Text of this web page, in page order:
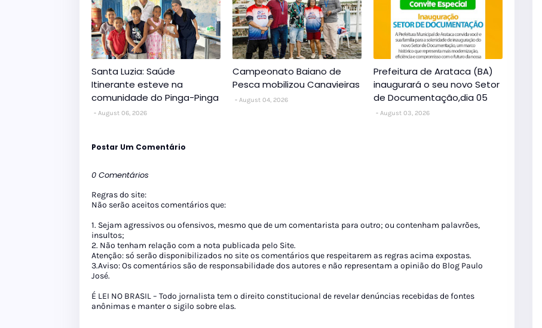
Santa Luzia: Saúde
Itinerante esteve na
comunidade do Pinga-Pinga
August 06, 2026
Campeonato Baiano de
Pesca mobilizou Canavieiras
August 04, 2026
Prefeitura de Arataca (BA)
inaugurará o seu novo Setor
de Documentação,dia 05
August 03, 2026
Postar Um Comentário
0 Comentários
Regras do site:
Não serão aceitos comentários que:
1. Sejam agressivos ou ofensivos, mesmo que de um comentarista para outro; ou contenham palavrões,
insultos;
2. Não tenham relação com a nota publicada pelo Site.
Atenção: só serão disponibilizados no site os comentários que respeitarem as regras acima expostas.
3.Aviso: Os comentários são de responsabilidade dos autores e não representam a opinião do Blog Paulo
José.
É LEI NO BRASIL – Todo jornalista tem o direito constitucional de revelar denúncias recebidas de fontes
anônimas e manter o sigilo sobre elas.